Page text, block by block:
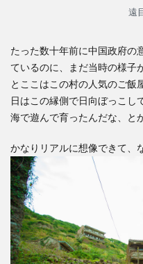
遠
たった数十年前に中国政府の
ているのに、まだ当時の様子
とここはこの村の人気のご飯
日はこの縁側で日向ぼっこし
海で遊んで育ったんだな、とか
かなりリアルに想像できて、